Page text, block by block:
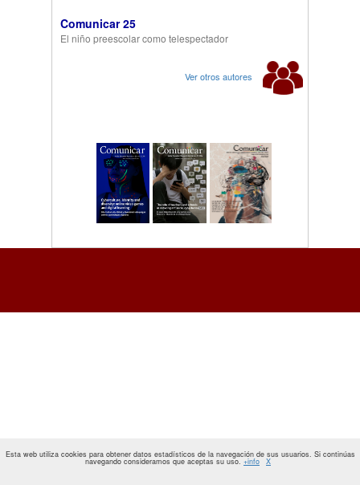
Comunicar 25
El niño preescolar como telespectador
Ver otros autores
Esta web utiliza cookies para obtener datos estadísticos de la navegación de sus usuarios. Si continúas
navegando consideramos que aceptas su uso. +info X